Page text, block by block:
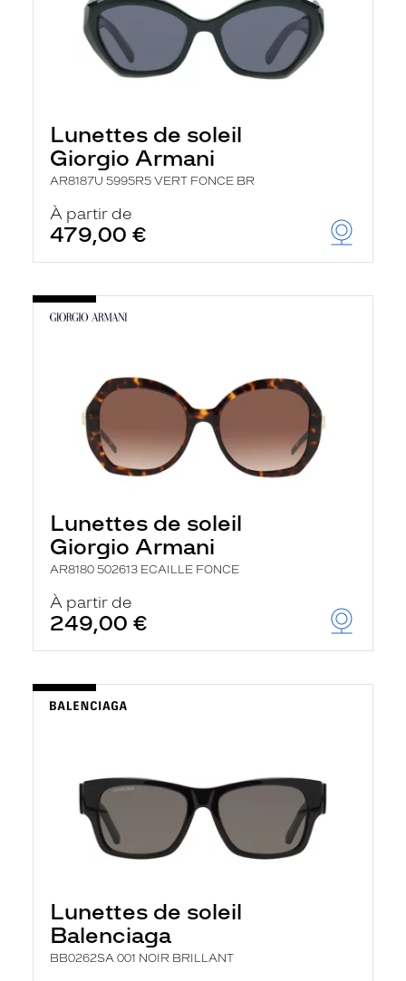
Lunettes de soleil
Giorgio Armani
AR8187U 5995R5 VERT FONCE BR
À partir de
479,00 €
Lunettes de soleil
Giorgio Armani
AR8180 502613 ECAILLE FONCE
À partir de
249,00 €
Lunettes de soleil
Balenciaga
BB0262SA 001 NOIR BRILLANT